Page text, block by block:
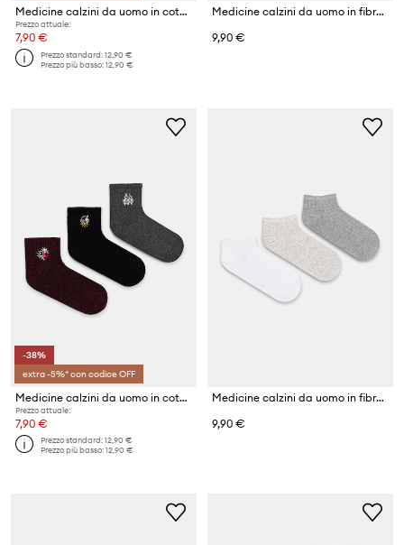
Medicine calzini da uomo in cotone pacco da 2
Prezzo attuale:
7,90 €
Prezzo standard:12,90 €
Prezzo più basso:12,90 €
Medicine calzini da uomo in fibra di bambù pacco da 3
9,90 €
-38%
extra -5%* con codice OFF
Medicine calzini da uomo in cotone pacco da 3
Prezzo attuale:
7,90 €
Prezzo standard:12,90 €
Prezzo più basso:12,90 €
Medicine calzini da uomo in fibra di bambù pacco da 3
9,90 €